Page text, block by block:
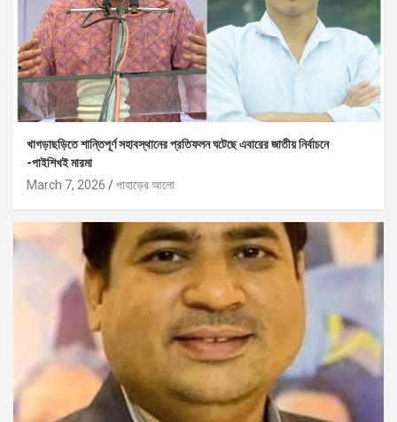
খাগড়াছড়িতে শান্তিপূর্ণ সহাবস্থানের প্রতিফলন ঘটেছে এবারের জাতীয় নির্বাচনে
-পাইশিখই মারমা
March 7, 2026
পাহাড়ের আলো